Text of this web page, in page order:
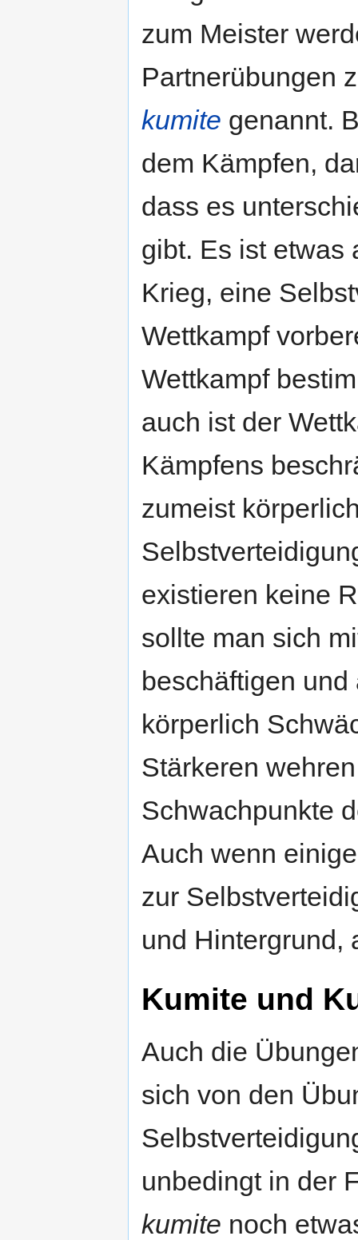
zum Meister
Partnerübungen
kumite genannt.
dem Kämpfen,
dass es
gibt. Es ist etwas
Krieg, eine
Wettkampf
Wettkampf
auch ist der
Kämpfens
zumeist
existieren keine
sollte man sich
beschäftigen
körperlich
Stärkeren
Schwachpunkte
Auch wenn
zur
und
Kumite und
Auch die
sich von den
unbedingt in der
kumite noch